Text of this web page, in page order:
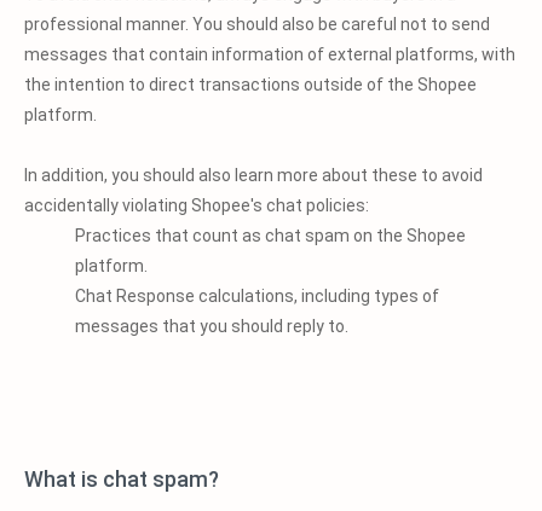
professional manner. You should also be careful not to send
messages that contain information of external platforms, with
the intention to direct transactions outside of the Shopee
platform.
In addition, you should also learn more about these to avoid
accidentally violating Shopee's chat policies:
Practices that count as chat spam on the Shopee
platform.
Chat Response calculations, including types of
messages that you should reply to.
What is chat spam?